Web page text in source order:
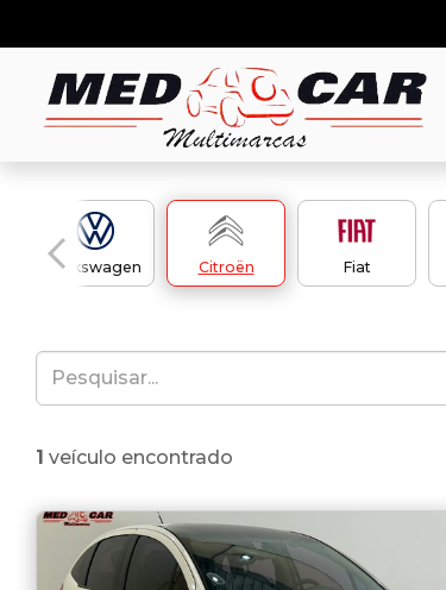
Volkswagen Citroën Fiat
1 veículo encontrado